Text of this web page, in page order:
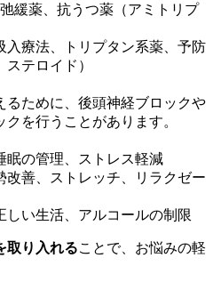
弛緩薬、抗うつ薬（アミトリプ
入療法、トリプタン系薬、予防
テロイド）
るために、後頭神経ブロックや
を行うことがあります。
眠の管理、ストレス軽減
改善、ストレッチ、リラクゼー
しい生活、アルコールの制限
取り入れることで、お悩みの軽